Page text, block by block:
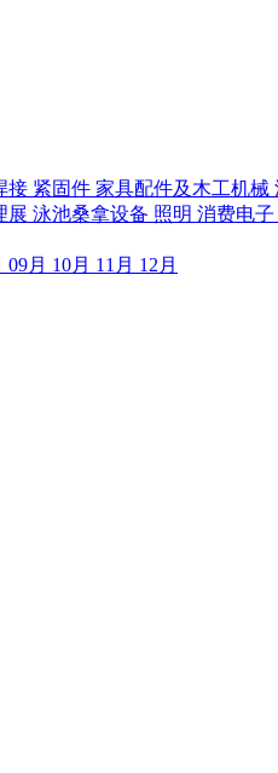
接 紧固件 家具配件及木工机械
展 泳池桑拿设备 照明 消费电子
09月 10月 11月 12月